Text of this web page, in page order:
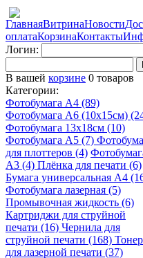
ГлавнаяВитринаНовости
оплатаКорзинаКонтакты
Логин:
В вашей корзине 0 товаров
Категории:
Фотобумага A4 (89)
Фотобумага A6 (10х15см)
Фотобумага 13х18см (10)
Фотобумага A5 (7)
для плоттеров (4)
A3 (4) Плёнка для печати (6)
Бумага универсальная A4
Фотобумага лазерная (5)
Промывочная жидкость (6)
Картриджи для струйной
печати (16) Чернила для
струйной печати (168) Тонер
для лазерной печати (37)